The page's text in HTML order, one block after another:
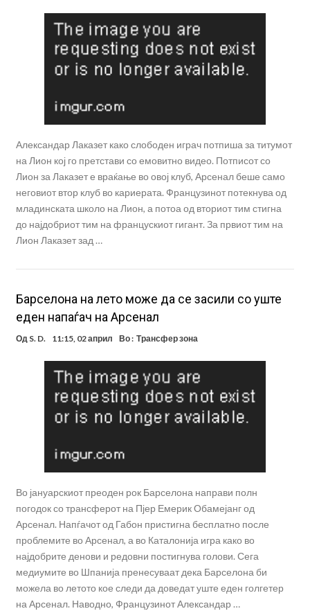
Александар Лаказет како слободен играч потпиша за титумот
на Лион кој го претстави со емовитно видео. Потписот со
Лион за Лаказет е враќање во овој клуб, Арсенал беше само
неговиот втор клуб во кариерата. Французинот потекнува од
младинската школо на Лион, а потоа од вториот тим стигна
до најдобриот тим на францускиот гигант. За првиот тим на
Лион Лаказет зад …
Барселона на лето може да се засили со уште
еден напаѓач на Арсенал
Од S. D. 11:15, 02 април Во : Трансфер зона
Во јануарскиот преоден рок Барселона направи полн
погодок со трансферот на Пјер Емерик Обамејанг од
Арсенал. Напѓачот од Габон пристигна бесплатно после
проблемите во Арсенал, а во Каталонија игра како во
најдобрите денови и редовни постигнува голови. Сега
медиумите во Шпанија пренесуваат дека Барселона би
можела во летото кое следи да доведат уште еден голгетер
на Арсенал. Наводно, Французинот Александар …